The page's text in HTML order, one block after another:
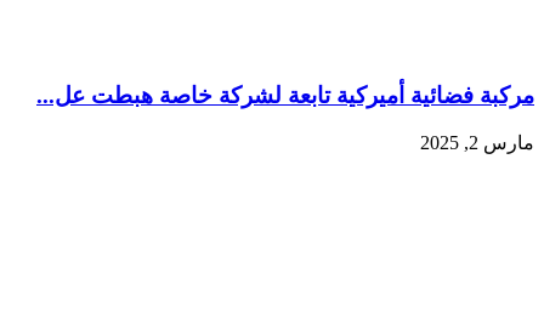
مركبة فضائية أميركية تابعة لشركة خاصة هبطت عل...
مارس 2, 2025